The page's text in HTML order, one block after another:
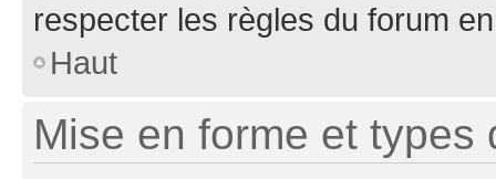
respecter les règles du forum
Haut
Mise en forme et types